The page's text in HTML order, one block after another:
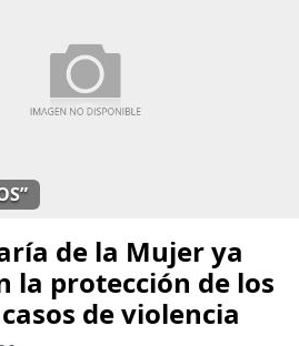
de la Mujer ya
la protección de los
de violencia